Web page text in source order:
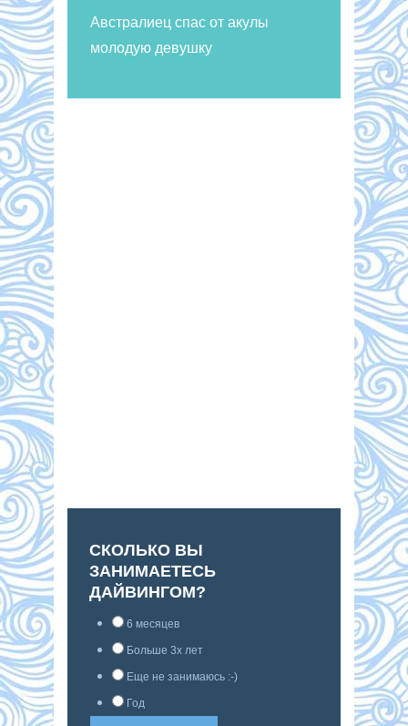
Австралиец спас от акулы
молодую девушку
СКОЛЬКО ВЫ
ЗАНИМАЕТЕСЬ
ДАЙВИНГОМ?
6 месяцев
Больше 3х лет
Еще не занимаюсь :-)
Год